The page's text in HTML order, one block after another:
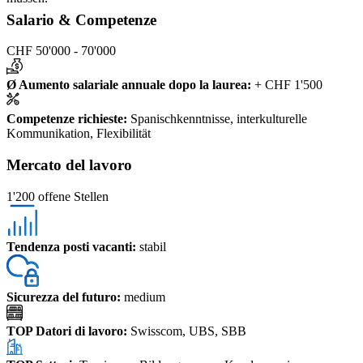
Salario & Competenze
CHF 50'000 - 70'000
Ø Aumento salariale annuale dopo la laurea: + CHF 1'500
Competenze richieste: Spanischkenntnisse, interkulturelle
Kommunikation, Flexibilität
Mercato del lavoro
1'200 offene Stellen
Tendenza posti vacanti: stabil
Sicurezza del futuro: medium
TOP Datori di lavoro: Swisscom, UBS, SBB